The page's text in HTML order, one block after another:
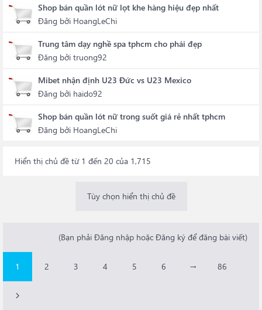
Shop bán quần lót nữ lọt khe hàng hiệu đẹp nhất
Đăng bởi HoangLeChi
Trung tâm dạy nghề spa tphcm cho phái đẹp
Đăng bởi truong92
Mibet nhận định U23 Đức vs U23 Mexico
Đăng bởi haido92
Shop bán quần lót nữ trong suốt giá rẻ nhất tphcm
Đăng bởi HoangLeChi
Hiển thị chủ đề từ 1 đến 20 của 1,715
Tùy chọn hiển thị chủ đề
(Bạn phải Đăng nhập hoặc Đăng ký để đăng bài viết)
1 2 3 4 5 6 → 86